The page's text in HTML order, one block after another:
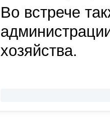
Во встрече
хозяйства.